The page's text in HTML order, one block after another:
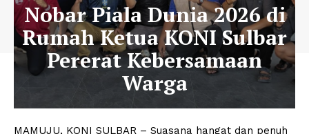
Nobar Piala Dunia 2026 di
Rumah Ketua KONI Sulbar
Pererat Kebersamaan
Warga
MAMUJU, KONI SULBAR – Suasana hangat dan penuh